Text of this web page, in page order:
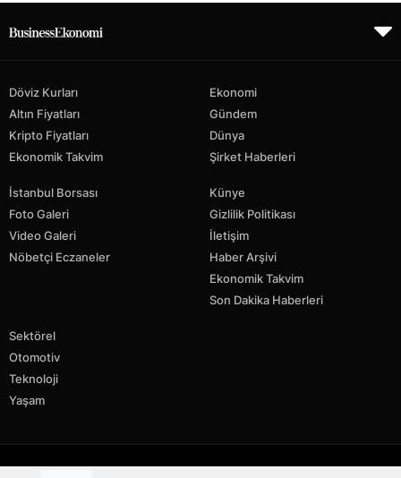
Döviz Kurları
Altın Fiyatları
Kripto Fiyatları
Ekonomik Takvim
Ekonomi
Gündem
Dünya
Şirket Haberleri
İstanbul Borsası
Foto Galeri
Video Galeri
Nöbetçi Eczaneler
Künye
Gizlilik Politikası
İletişim
Haber Arşivi
Ekonomik Takvim
Son Dakika Haberleri
Sektörel
Otomotiv
Teknoloji
Yaşam